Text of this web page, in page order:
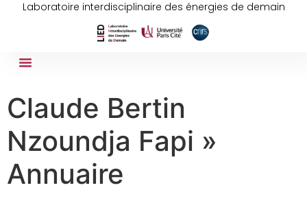
Laboratoire interdisciplinaire des énergies de demain
Claude Bertin
Nzoundja Fapi »
Annuaire